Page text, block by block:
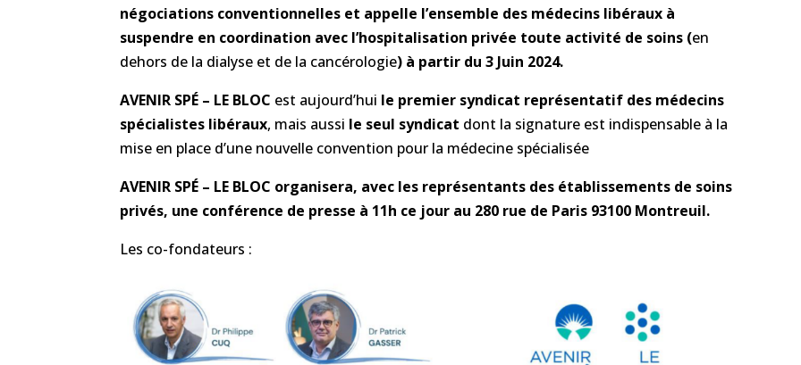
négociations conventionnelles et appelle l’ensemble des médecins libéraux à
suspendre en coordination avec l’hospitalisation privée toute activité de soins (en
dehors de la dialyse et de la cancérologie) à partir du 3 Juin 2024.
AVENIR SPÉ – LE BLOC est aujourd’hui le premier syndicat représentatif des médecins
spécialistes libéraux, mais aussi le seul syndicat dont la signature est indispensable à la
mise en place d’une nouvelle convention pour la médecine spécialisée
AVENIR SPÉ – LE BLOC organisera, avec les représentants des établissements de soins
privés, une conférence de presse à 11h ce jour au 280 rue de Paris 93100 Montreuil.
Les co-fondateurs :